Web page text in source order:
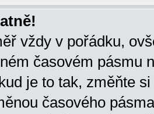
vždy v pořádku,
časovém pásmu
je to tak, změňte
časového